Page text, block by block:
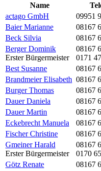
Name
actago GmbH
09951
Baier Marianne
08167
Beck Silvia
08167
Berger Dominik
Erster Bürgermeister
08167
0171
Best Susanne
08167
Brandmeier Elisabeth 08167
Burger Thomas
08167
Dauer Daniela
08167
Dauer Martin
08167
Eckebrecht Manuela
08167
Fischer Christine
08167
Gmeiner Harald
Erster Bürgermeister
08167
0170
Götz Renate
08167